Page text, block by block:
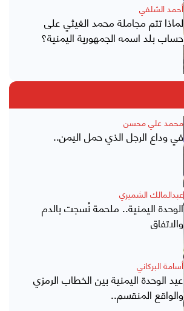
أحمد الشلفي
لماذا تتم مجاملة محمد الغيثي على
حساب بلد اسمه الجمهورية اليمنية؟
محمد علي محسن
في وداع الرجل الذي حمل اليمن..
عبدالمالك الشميري
الوحدة اليمنية.. ملحمة نُسجت بالدم
والاتفاق
أسامة البركاني
عيد الوحدة اليمنية بين الخطاب الرمزي
والواقع المنقسم..